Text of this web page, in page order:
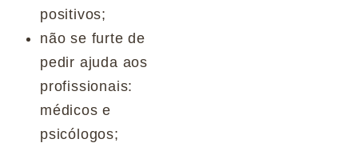
positivos;
não se furte de
pedir ajuda aos
profissionais:
médicos e
psicólogos;